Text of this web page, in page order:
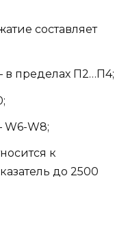
составляет
пределах П2…П4;
W6-W8;
к
до 2500